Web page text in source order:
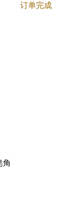
订单完成
角